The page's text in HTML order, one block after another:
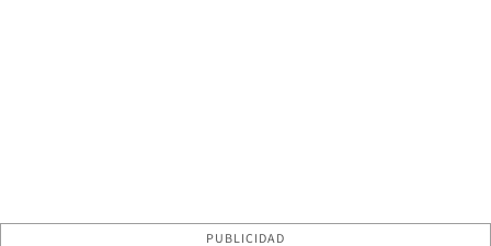
PUBLICIDAD